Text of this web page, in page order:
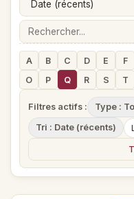
A B C D E F
O
P Q R S T
Filtres actifs :
Type :
Tri : Date (récents)